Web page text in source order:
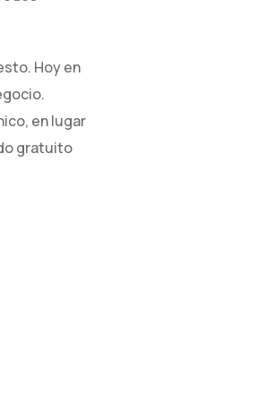
Hoy en
en lugar
gratuito